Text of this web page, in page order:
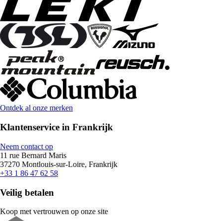
Ontdek al onze merken
Klantenservice in Frankrijk
Neem contact op
11 rue Bernard Maris
37270 Montlouis-sur-Loire, Frankrijk
+33 1 86 47 62 58
Veilig betalen
Koop met vertrouwen op onze site